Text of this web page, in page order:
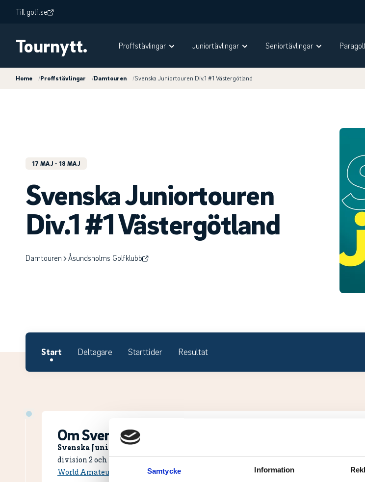
Samtycke Information
Till golf.se
Tournytt. Proffstävlingar Juniortävlingar Seniortävlingar
Home /Proffstävlingar /Damtouren /Svenska Juniortouren Div.1 #1 Västergötland
17 MAJ - 18 MAJ
Svenska Juniortouren
Div.1 #1 Västergötland
Damtouren Åsundsholms Golfklubb
Start Deltagare Starttider Resultat
Om Svenska Juniortouren Division 1.
Svenska Juniortouren Elit är den tredje och näst högsta av tourens fyra nivåer:
division 2 och division 1 och elit. Tävlingen ingår i
World Amateur Golf Ranking.Handicapgräsen är 6,0 för pojkar och 10,0 för flickor.